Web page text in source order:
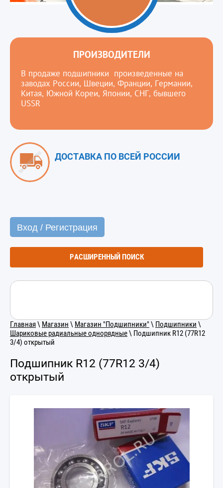
ПРОИЗВОДИТЕЛИ
В продаже подшипники произведенные на
заводах России, Швеции, Франции, Германии,
Китая, Южной Кореи, Японии, СНГ, бывшего
USSR
ДОСТАВКА ПО ВСЕЙ РОССИИ
Вход / Регистрация
РАСШИРЕННЫЙ ПОИСК
Главная\ Магазин \ Магазин "Подшипники" \ Подшипники \
Шариковые радиальные однорядные\ Подшипник R12 (77R12
3/4) открытый
Подшипник R12 (77R12 3/4)
открытый